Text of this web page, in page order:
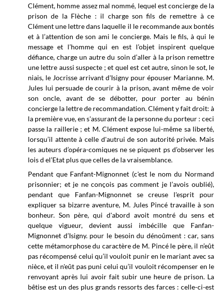
Clément, homme assez mal nommé, lequel est concierge de la
prison de la Flèche : il charge son fils de remettre à ce
Clément une lettre dans laquelle il le recommande aux bontés
et à l’attention de son ami le concierge. Mais le fils, à qui le
message et l’homme qui en est l’objet inspirent quelque
défiance, charge un autre du soin d’aller à la prison remettre
une lettre aussi suspecte ; et quel est cet autre, sinon le sot, le
niais, le Jocrisse arrivant d'Isigny pour épouser Marianne. M.
Jules lui persuade de courir à la prison, avant même de voir
son oncle, avant de se débotter, pour porter au bénin
concierge la lettre de recommandation. Clément y fait droit: à
la première vue, en s'assurant de la personne du porteur : ceci
passe la raillerie ; et M. Clément expose lui-même sa liberté,
lorsqu’il attente à celle d'autrui de son autorité privée. Mais
les auteurs d’opéra-comiques ne se piquent ps d’observer les
lois d el’Etat plus que celles de la vraisemblance.
Pendant que Fanfant-Mignonnet (c'est le nom du Normand
prisonnier; et je ne conçois pas comment je l’avois oublié),
pendant que Fanfan-Mignonnet se creuse l'esprit pour
expliquer sa bizarre aventure, M. Jules Pincé travaille à son
bonheur. Son père, qui d'abord avoit montré du sens et
quelque vigueur, devient aussi imbécille que Fanfan-
Mignonnet d’Isigny. pour le besoin du dénoûment : car, sans
cette métamorphose du caractère de M. Pincé le père, il n’eût
pas récompensé celui qu’il vouloit punir en le mariant avec sa
nièce, et il n'eût pas puni celui qu’il vouloit récompenser en le
renvoyant après lui avoir fait subir une heure de prison. La
bêtise est un des plus grands ressorts des farces : celle-ci-est